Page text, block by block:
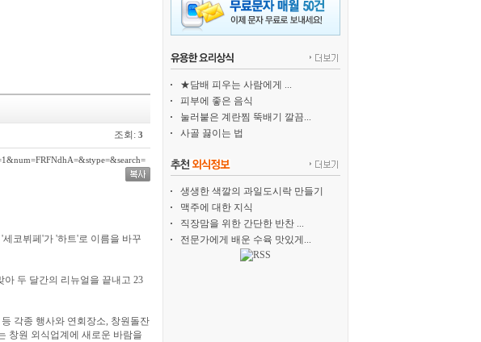
조회: 3
코뷔페'가 '하트'로 이름을 바꾸
아 두 달간의 리뉴얼을 끝내고 23
각종 행사와 연회장소, 창원돌잔
창원 외식업계에 새로운 바람을
★담배 피우는 사람에게 ...
피부에 좋은 음식
눌러붙은 계란찜 뚝배기 깔끔...
사골 끓이는 법
생생한 색깔의 과일도시락 만들기
맥주에 대한 지식
직장맘을 위한 간단한 반찬 ...
전문가에게 배운 수육 맛있게...